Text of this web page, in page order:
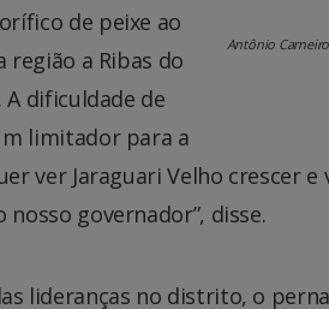
Antônio
de peixe ao
região a Ribas do
A dificuldade de
limitador para a
ver Jaraguari Velho crescer
governador”, disse.
lideranças no distrito, o